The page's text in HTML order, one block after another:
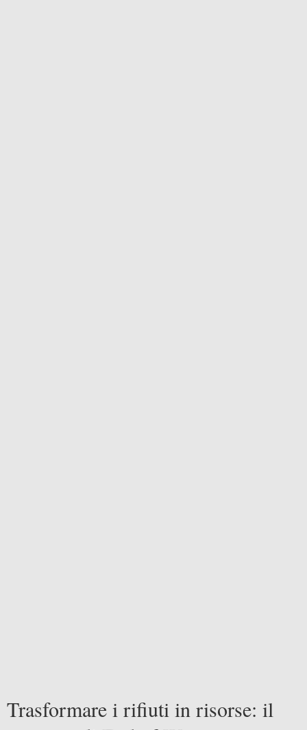
Trasformare i rifiuti in risorse: il